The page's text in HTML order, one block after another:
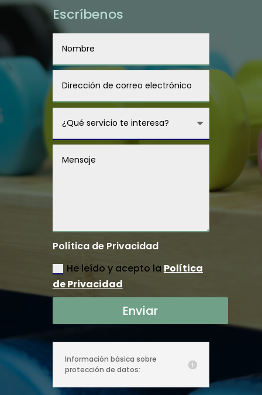
Escríbenos
Política de Privacidad
He leído y acepto la Política
de Privacidad
Enviar
Información básica sobre
protección de datos: